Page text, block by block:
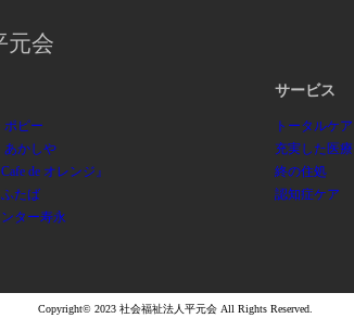
元会
ポピー
あかしや
de オレンジ』
たば
ター寿永
サービス
トータルケア
充実した医療
終の住処
認知症ケア
Copyright© 2023 社会福祉法人平元会 All Rights Reserved.